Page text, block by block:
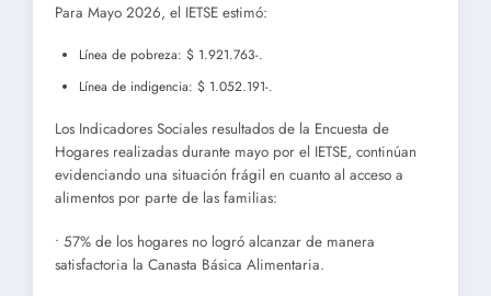
Para Mayo 2026, el IETSE estimó:
Línea de pobreza: $ 1.921.763-.
Línea de indigencia: $ 1.052.191-.
Los Indicadores Sociales resultados de la Encuesta de
Hogares realizadas durante mayo por el IETSE, continúan
evidenciando una situación frágil en cuanto al acceso a
alimentos por parte de las familias:
• 57% de los hogares no logró alcanzar de manera
satisfactoria la Canasta Básica Alimentaria.